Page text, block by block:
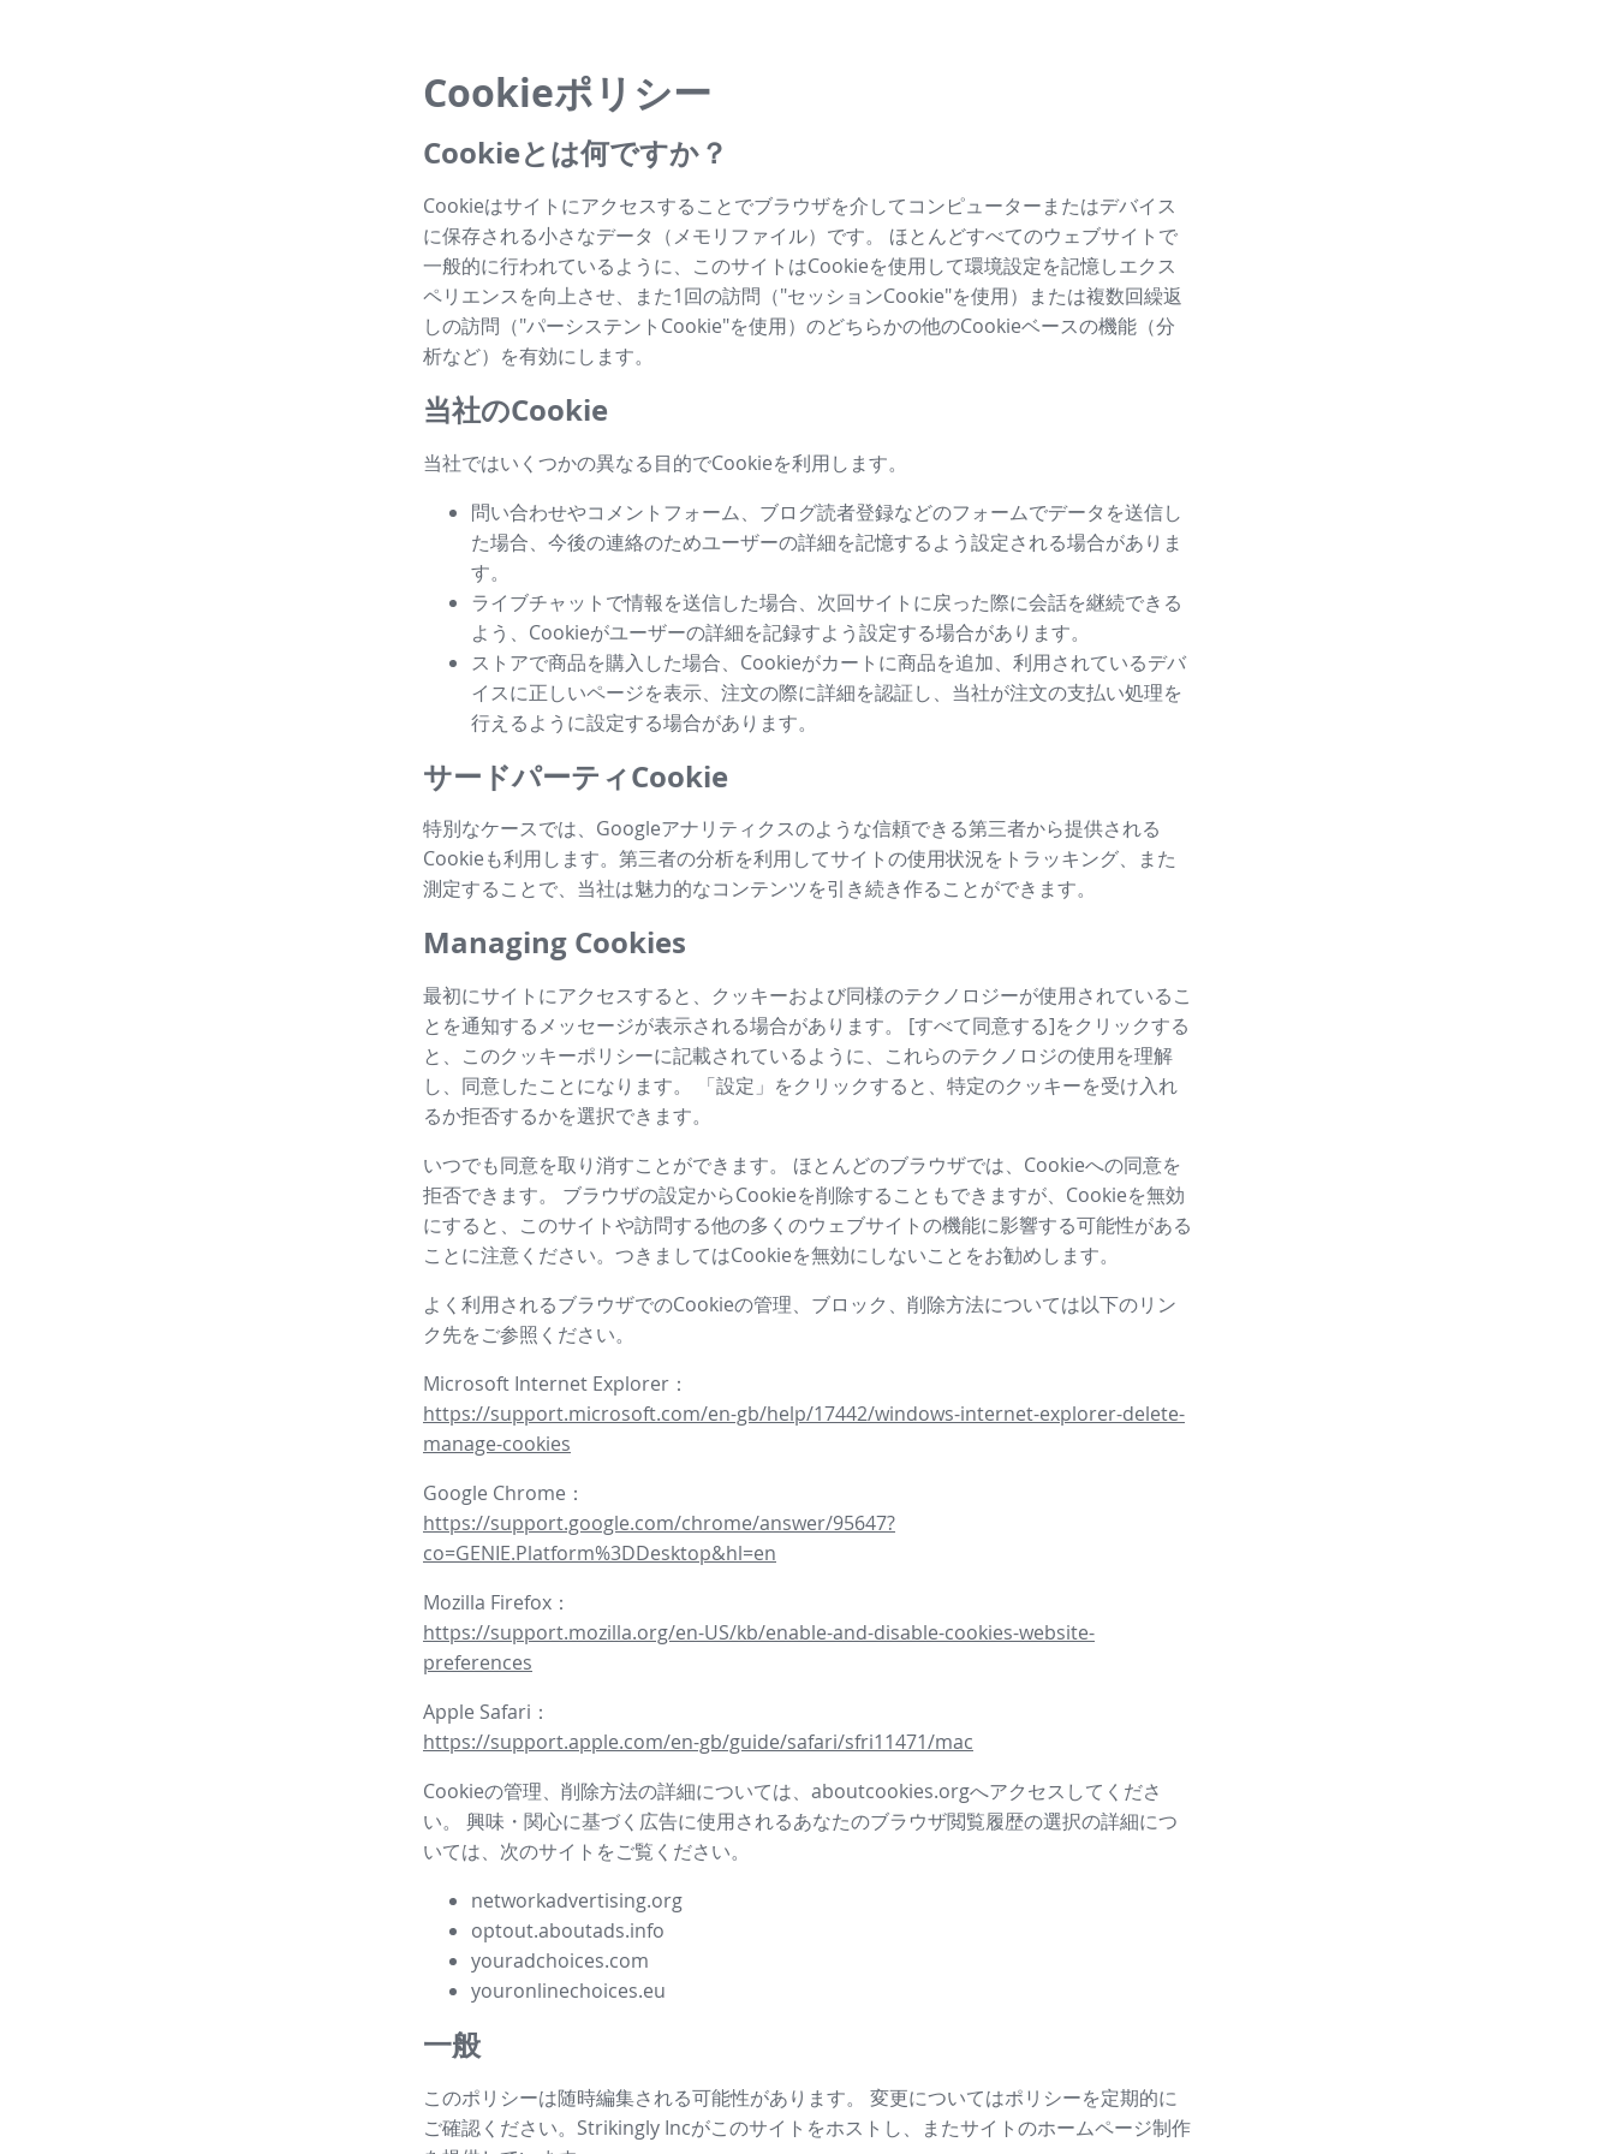
Cookieポリシー
Cookieとは何ですか？
Cookieはサイトにアクセスすることでブラウザを介してコンピューターまたはデバイス
に保存される小さなデータ（メモリファイル）です。 ほとんどすべてのウェブサイトで
一般的に行われているように、このサイトはCookieを使用して環境設定を記憶しエクス
ペリエンスを向上させ、また1回の訪問（"セッションCookie"を使用）または複数回繰返
しの訪問（"パーシステントCookie"を使用）のどちらかの他のCookieベースの機能（分
析など）を有効にします。
当社のCookie
当社ではいくつかの異なる目的でCookieを利用します。
問い合わせやコメントフォーム、ブログ読者登録などのフォームでデータを送信し
た場合、今後の連絡のためユーザーの詳細を記憶するよう設定される場合がありま
す。
ライブチャットで情報を送信した場合、次回サイトに戻った際に会話を継続できる
よう、Cookieがユーザーの詳細を記録すよう設定する場合があります。
ストアで商品を購入した場合、Cookieがカートに商品を追加、利用されているデバ
イスに正しいページを表示、注文の際に詳細を認証し、当社が注文の支払い処理を
行えるように設定する場合があります。
サードパーティCookie
特別なケースでは、Googleアナリティクスのような信頼できる第三者から提供される
Cookieも利用します。第三者の分析を利用してサイトの使用状況をトラッキング、また
測定することで、当社は魅力的なコンテンツを引き続き作ることができます。
Managing Cookies
最初にサイトにアクセスすると、クッキーおよび同様のテクノロジーが使用されているこ
とを通知するメッセージが表示される場合があります。 [すべて同意する]をクリックする
と、このクッキーポリシーに記載されているように、これらのテクノロジの使用を理解
し、同意したことになります。 「設定」をクリックすると、特定のクッキーを受け入れ
るか拒否するかを選択できます。
いつでも同意を取り消すことができます。 ほとんどのブラウザでは、Cookieへの同意を
拒否できます。 ブラウザの設定からCookieを削除することもできますが、Cookieを無効
にすると、このサイトや訪問する他の多くのウェブサイトの機能に影響する可能性がある
ことに注意ください。つきましてはCookieを無効にしないことをお勧めします。
よく利用されるブラウザでのCookieの管理、ブロック、削除方法については以下のリン
ク先をご参照ください。
Microsoft Internet Explorer：
https://support.microsoft.com/en-gb/help/17442/windows-internet-explorer-delete-
manage-cookies
Google Chrome：
https://support.google.com/chrome/answer/95647?
co=GENIE.Platform%3DDesktop&hl=en
Mozilla Firefox：
https://support.mozilla.org/en-US/kb/enable-and-disable-cookies-website-
preferences
Apple Safari：
https://support.apple.com/en-gb/guide/safari/sfri11471/mac
Cookieの管理、削除方法の詳細については、aboutcookies.orgへアクセスしてくださ
い。 興味・関心に基づく広告に使用されるあなたのブラウザ閲覧履歴の選択の詳細につ
いては、次のサイトをご覧ください。
networkadvertising.org
optout.aboutads.info
youradchoices.com
youronlinechoices.eu
一般
このポリシーは随時編集される可能性があります。 変更についてはポリシーを定期的に
ご確認ください。Strikingly Incがこのサイトをホストし、またサイトのホームページ制作